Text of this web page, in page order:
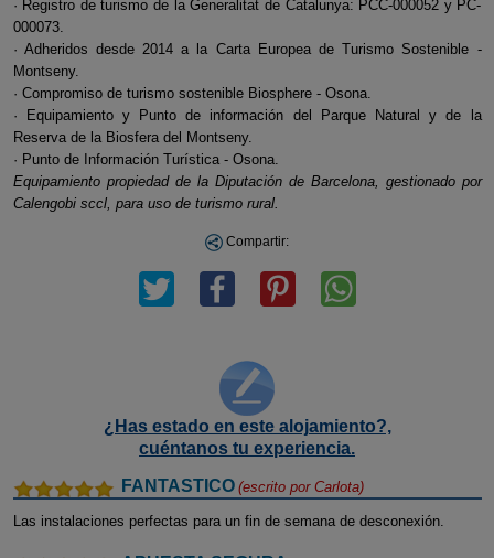
· Registro de turismo de la Generalitat de Catalunya: PCC-000052 y PC-
000073.
· Adheridos desde 2014 a la Carta Europea de Turismo Sostenible -
Montseny.
· Compromiso de turismo sostenible Biosphere - Osona.
· Equipamiento y Punto de información del Parque Natural y de la
Reserva de la Biosfera del Montseny.
· Punto de Información Turística - Osona.
Equipamiento propiedad de la Diputación de Barcelona, gestionado por
Calengobi sccl, para uso de turismo rural.
Compartir:
¿Has estado en este alojamiento?,
cuéntanos tu experiencia.
FANTASTICO (escrito por Carlota)
Las instalaciones perfectas para un fin de semana de desconexión.